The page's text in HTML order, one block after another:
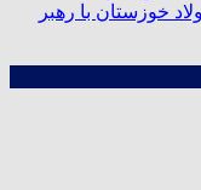
خوزستان با رهبر